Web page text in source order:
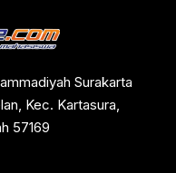
Surakarta
Kec. Kartasura,
57169